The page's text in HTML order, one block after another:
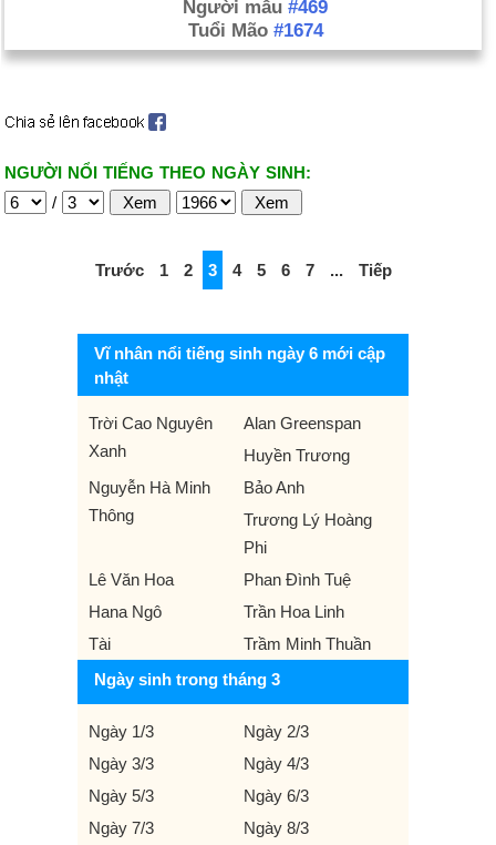
Người mẫu #469
Tuổi Mão #1674
NGƯỜI NỔI TIẾNG THEO NGÀY SINH:
/
Trước 1 2 3 4 5 6 7 ... Tiếp
Vĩ nhân nổi tiếng sinh ngày 6 mới cập
nhật
Trời Cao Nguyên
Xanh
Alan Greenspan
Huyền Trương
Nguyễn Hà Minh
Thông
Bảo Anh
Trương Lý Hoàng
Phi
Lê Văn Hoa
Phan Đình Tuệ
Hana Ngô
Trần Hoa Linh
Tài
Trầm Minh Thuần
Ngày sinh trong tháng 3
Ngày 1/3
Ngày 2/3
Ngày 3/3
Ngày 4/3
Ngày 5/3
Ngày 6/3
Ngày 7/3
Ngày 8/3